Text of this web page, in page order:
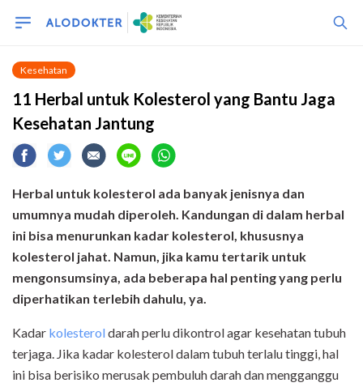
Kesehatan
11 Herbal untuk Kolesterol yang Bantu Jaga
Kesehatan Jantung
Herbal untuk kolesterol ada banyak jenisnya dan
umumnya mudah diperoleh. Kandungan di dalam herbal
ini bisa menurunkan kadar kolesterol, khususnya
kolesterol jahat. Namun, jika kamu tertarik untuk
mengonsumsinya, ada beberapa hal penting yang perlu
diperhatikan terlebih dahulu, ya.
Kadar kolesteroldarah perlu dikontrol agar kesehatan tubuh
terjaga. Jika kadar kolesterol dalam tubuh terlalu tinggi, hal
ini bisa berisiko merusak pembuluh darah dan mengganggu